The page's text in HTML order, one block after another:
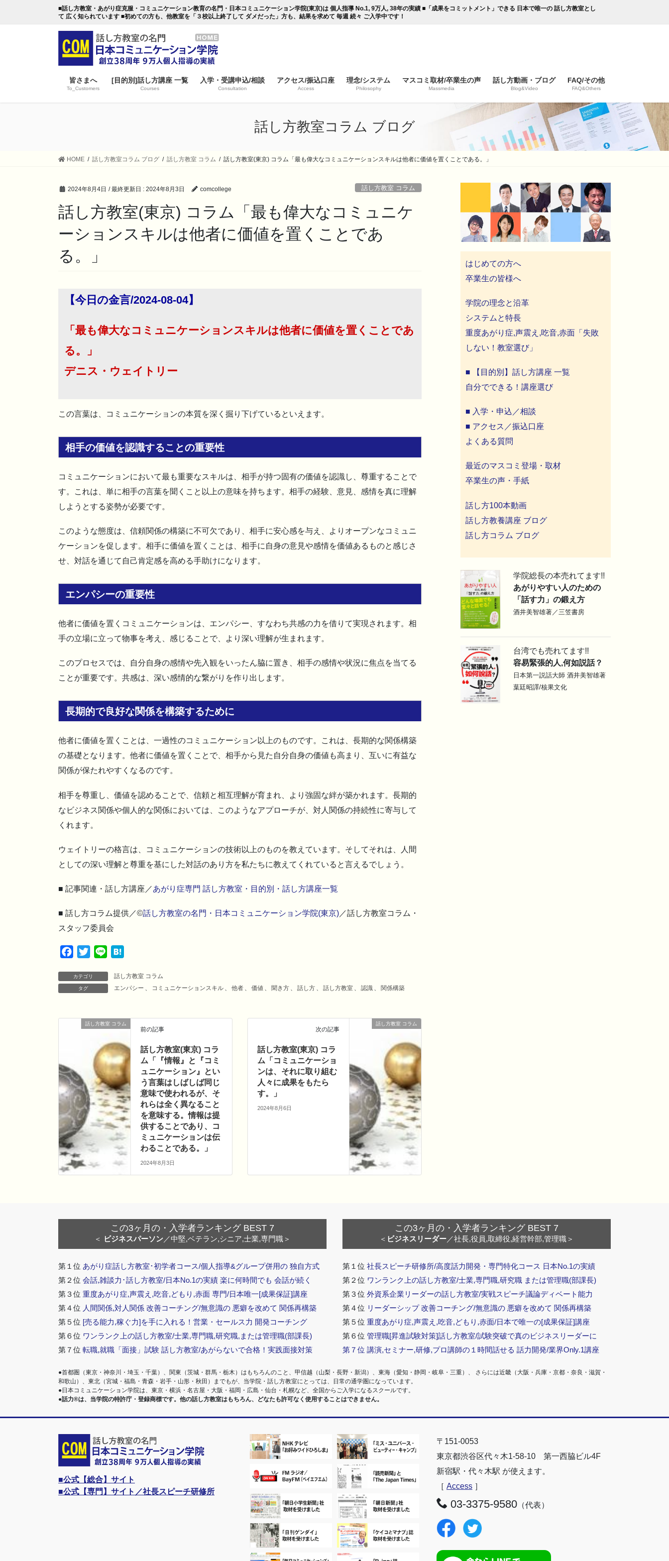
■話し方教室・あがり症克服・コミュニケーション教育の名門・日本コミュニケーション学院(東京)は 個人指導 No.1, 9万人, 38年の実績 ■「成果をコミットメント」できる 日本で唯一の 話し方教室とし
て 広く知られています ■初めての方も、他教室を「３校以上終了して ダメだった」方も、結果を求めて 毎週 続々 ご入学中です！
皆さまへ
To_Customers
[目的別]話し方講座 一覧
Courses
入学・受講申込/相談
Consultation
アクセス/振込口座
Access
理念/システム
Philosophy
マスコミ取材/卒業生の声
Massmedia
話し方動画・ブログ
Blog&Video
FAQ/その他
FAQ&Others
話し方教室コラム ブログ
HOME 話し方教室コラム ブログ 話し方教室 コラム 話し方教室(東京) コラム「最も偉大なコミュニケーションスキルは他者に価値を置くことである。」
2024年8月4日 / 最終更新日 : 2024年8月3日 comcollege 話し方教室 コラム
話し方教室(東京) コラム「最も偉大なコミュニケ
ーションスキルは他者に価値を置くことであ
る。」
【今日の金言/2024-08-04】
「最も偉大なコミュニケーションスキルは他者に価値を置くことであ
る。」
デニス・ウェイトリー
この言葉は、コミュニケーションの本質を深く掘り下げているといえます。
相手の価値を認識することの重要性
コミュニケーションにおいて最も重要なスキルは、相手が持つ固有の価値を認識し、尊重することで
す。これは、単に相手の言葉を聞くこと以上の意味を持ちます。相手の経験、意見、感情を真に理解
しようとする姿勢が必要です。
このような態度は、信頼関係の構築に不可欠であり、相手に安心感を与え、よりオープンなコミュニ
ケーションを促します。相手に価値を置くことは、相手に自身の意見や感情を価値あるものと感じさ
せ、対話を通じて自己肯定感を高める手助けになります。
エンパシーの重要性
他者に価値を置くコミュニケーションは、エンパシー、すなわち共感の力を借りて実現されます。相
手の立場に立って物事を考え、感じることで、より深い理解が生まれます。
このプロセスでは、自分自身の感情や先入観をいったん脇に置き、相手の感情や状況に焦点を当てる
ことが重要です。共感は、深い感情的な繋がりを作り出します。
長期的で良好な関係を構築するために
他者に価値を置くことは、一過性のコミュニケーション以上のものです。これは、長期的な関係構築
の基礎となります。他者に価値を置くことで、相手から見た自分自身の価値も高まり、互いに有益な
関係が保たれやすくなるのです。
相手を尊重し、価値を認めることで、信頼と相互理解が育まれ、より強固な絆が築かれます。長期的
なビジネス関係や個人的な関係においては、このようなアプローチが、対人関係の持続性に寄与して
くれます。
ウェイトリーの格言は、コミュニケーションの技術以上のものを教えています。そしてそれは、人間
としての深い理解と尊重を基にした対話のあり方を私たちに教えてくれていると言えるでしょう。
■ 記事関連・話し方講座／あがり症専門 話し方教室・目的別・話し方講座一覧
■ 話し方コラム提供／©話し方教室の名門・日本コミュニケーション学院(東京) ／話し方教室コラム・
スタッフ委員会
c
o
i
e
r
e
t
e
a
カテゴリ 話し方教室 コラム
タグ エンパシー 、 コミュニケーションスキル 、 他者 、 価値 、 聞き方 、 話し方 、 話し方教室 、 認識 、 関係構築
話し方教室 コラム
前の記事
話し方教室(東京) コラ
ム「『情報』と『コミ
ュニケーション』とい
う言葉はしばしば同じ
意味で使われるが、そ
れらは全く異なること
を意味する。情報は提
供することであり、コ
ミュニケーションは伝
わることである。」
2024年8月3日
話し方教室 コラム
次の記事
話し方教室(東京) コラ
ム「コミュニケーショ
ンは、それに取り組む
人々に成果をもたら
す。」
2024年8月6日
はじめての方へ
卒業生の皆様へ
学院の理念と沿革
システムと特長
重度あがり症,声震え,吃音,赤面「失敗
しない！教室選び」
■ 【目的別】話し方講座 一覧
自分でできる！講座選び
■ 入学・申込／相談
■ アクセス／振込口座
よくある質問
最近のマスコミ登場・取材
卒業生の声・手紙
話し方100本動画
話し方教養講座 ブログ
話し方コラム ブログ
学院総長の本売れてます!!
あがりやすい人のための
「話す力」の鍛え方
酒井美智雄著／三笠書房
台湾でも売れてます!!
容易緊張的人,何如説話？
日本第一説話大師 酒井美智雄著
葉廷昭譯/核果文化
この3ヶ月の・入学者ランキング BEST 7
＜ ビジネスパーソン／中堅,ベテラン,シニア,士業,専門職＞
第１位 あがり症話し方教室･初学者コース/個人指導&グループ併用の 独自方式
第２位 会話,雑談力･話し方教室/日本No.1の実績 楽に何時間でも 会話が続く
第３位 重度あがり症,声震え,吃音,どもり,赤面 専門/日本唯一[成果保証]講座
第４位 人間関係,対人関係 改善コーチング/無意識の 悪癖を改めて 関係再構築
第５位 [売る能力,稼ぐ力]を手に入れる！営業・セールス力 開発コーチング
第６位 ワンランク上の話し方教室/士業,専門職,研究職,または管理職(部課長)
第７位 転職,就職「面接」試験 話し方教室/あがらないで合格！実践面接対策
この3ヶ月の・入学者ランキング BEST 7
＜ ビジネスリーダー／社長,役員,取締役,経営幹部,管理職＞
第１位 社長スピーチ研修所/高度話力開発・専門特化コース 日本No.1の実績
第２位 ワンランク上の話し方教室/士業,専門職,研究職 または管理職(部課長)
第３位 外資系企業リーダーの話し方教室/実戦スピーチ議論ディベート能力
第４位 リーダーシップ 改善コーチング/無意識の 悪癖を改めて 関係再構築
第５位 重度あがり症,声震え,吃音,どもり,赤面/日本で唯一の[成果保証]講座
第６位 管理職[昇進試験対策]話し方教室/試験突破で真のビジネスリーダーに
第７位 講演,セミナー,研修,プロ講師の１時間話せる 話力開発/業界Only.1講座
●首都圏（東京・神奈川・埼玉・千葉）、関東（茨城・群馬・栃木）はもちろんのこと、甲信越（山梨・長野・新潟）、東海（愛知・静岡・岐阜・三重）、 さらには近畿（大阪・兵庫・京都・奈良・滋賀・
和歌山）、東北（宮城・福島・青森・岩手・山形・秋田）までもが、当学院・話し方教室にとっては、日常の通学圏になっています。
●日本コミュニケーション学院は、東京・横浜・名古屋・大阪・福岡・広島・仙台・札幌など、全国からご入学になるスクールです。
●話力®は、当学院の特許庁・登録商標です。他の話し方教室はもちろん、どなたも許可なく使用することはできません。
■公式【総合】サイト
■公式【専門】サイト／社長スピーチ研修所
〒151-0053
東京都渋谷区代々木1-58-10 第一西脇ビル4F
新宿駅・代々木駅 が使えます。
［ Access］
03-3375-9580（代表）